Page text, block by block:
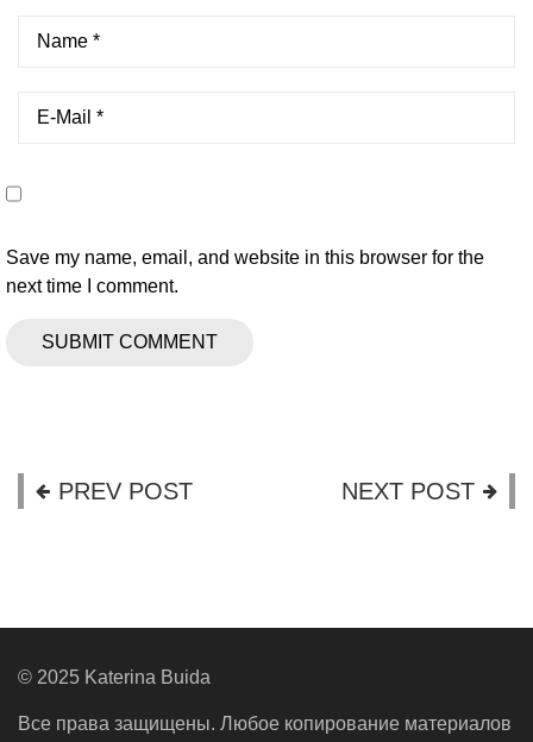
Save my name, email, and website in this browser for the
next time I comment.
PREV POST NEXT POST
© 2025 Katerina Buida
Все права защищены. Любое копирование материалов